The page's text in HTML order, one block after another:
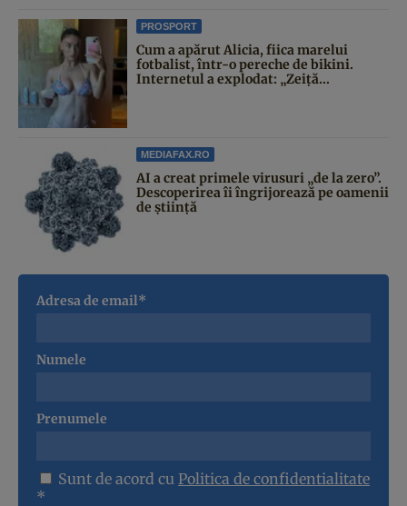
PROSPORT
Cum a apărut Alicia, fiica marelui
fotbalist, într-o pereche de bikini.
Internetul a explodat: „Zeiță...
MEDIAFAX.RO
AI a creat primele virusuri „de la zero”.
Descoperirea îi îngrijorează pe oamenii
de știință
Adresa de email*
Numele
Prenumele
Sunt de acord cu Politica de confidentialitate
*